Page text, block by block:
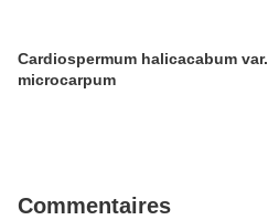
Cardiospermum halicacabum var.
microcarpum
Commentaires